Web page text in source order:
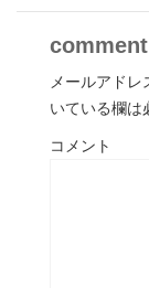
comment
メールアドレ
いている欄は
コメント